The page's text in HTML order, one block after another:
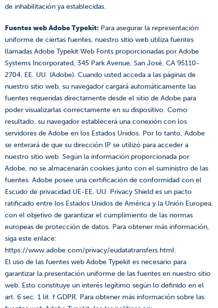
de inhabilitación ya establecidas.
Fuentes web Adobe Typekit: Para asegurar la representación
uniforme de ciertas fuentes, nuestro sitio web utiliza fuentes
llamadas Adobe Typekit Web Fonts proporcionadas por Adobe
Systems Incorporated, 345 Park Avenue, San José, CA 95110-
2704, EE. UU. (Adobe). Cuando usted acceda a las páginas de
nuestro sitio web, su navegador cargará automáticamente las
fuentes requeridas directamente desde el sitio de Adobe para
poder visualizarlas correctamente en su dispositivo. Como
resultado, su navegador establecerá una conexión con los
servidores de Adobe en los Estados Unidos. Por lo tanto, Adobe
se enterará de que su dirección IP se utilizó para acceder a
nuestro sitio web. Según la información proporcionada por
Adobe, no se almacenarán cookies junto con el suministro de las
fuentes. Adobe posee una certificación de conformidad con el
Escudo de privacidad UE-EE. UU. Privacy Shield es un pacto
ratificado entre los Estados Unidos de América y la Unión Europea,
con el objetivo de garantizar el cumplimiento de las normas
europeas de protección de datos. Para obtener más información,
siga este enlace:
https://www.adobe.com/privacy/eudatatransfers.html.
El uso de las fuentes web Adobe Typekit es necesario para
garantizar la presentación uniforme de las fuentes en nuestro sitio
web. Esto constituye un interés legítimo según lo definido en el
art. 6 sec. 1 lit. f GDPR. Para obtener más información sobre las